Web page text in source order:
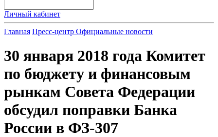
Личный кабинет
Главная Пресс-центр Официальные новости
30 января 2018 года Комитет
по бюджету и финансовым
рынкам Совета Федерации
обсудил поправки Банка
России в ФЗ-307